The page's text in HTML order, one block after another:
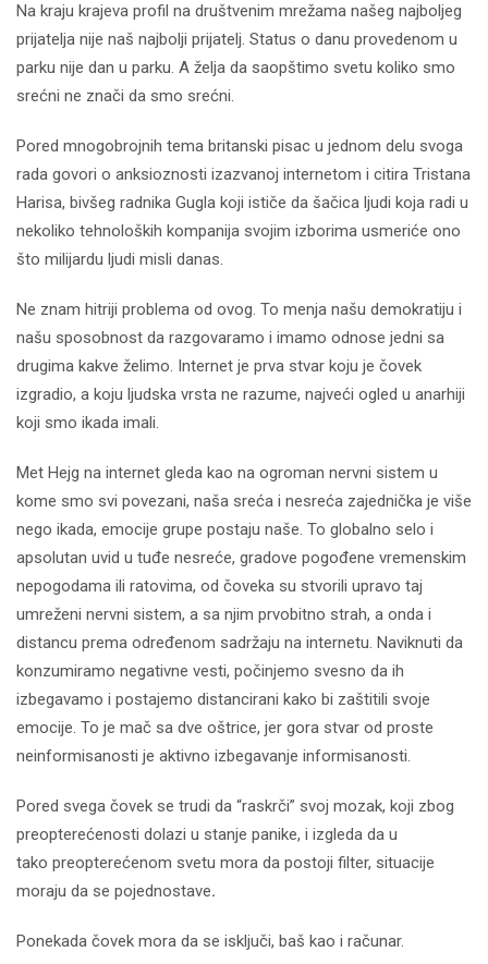
Na kraju krajeva profil na društvenim mrežama našeg najboljeg
prijatelja nije naš najbolji prijatelj. Status o danu provedenom u
parku nije dan u parku. A želja da saopštimo svetu koliko smo
srećni ne znači da smo srećni.
Pored mnogobrojnih tema britanski pisac u jednom delu svoga
rada govori o anksioznosti izazvanoj internetom i citira Tristana
Harisa, bivšeg radnika Gugla koji ističe da šačica ljudi koja radi u
nekoliko tehnoloških kompanija svojim izborima usmeriće ono
što milijardu ljudi misli danas.
Ne znam hitriji problema od ovog. To menja našu demokratiju i
našu sposobnost da razgovaramo i imamo odnose jedni sa
drugima kakve želimo. Internet je prva stvar koju je čovek
izgradio, a koju ljudska vrsta ne razume, najveći ogled u anarhiji
koji smo ikada imali.
Met Hejg na internet gleda kao na ogroman nervni sistem u
kome smo svi povezani, naša sreća i nesreća zajednička je više
nego ikada, emocije grupe postaju naše. To globalno selo i
apsolutan uvid u tuđe nesreće, gradove pogođene vremenskim
nepogodama ili ratovima, od čoveka su stvorili upravo taj
umreženi nervni sistem, a sa njim prvobitno strah, a onda i
distancu prema određenom sadržaju na internetu. Naviknuti da
konzumiramo negativne vesti, počinjemo svesno da ih
izbegavamo i postajemo distancirani kako bi zaštitili svoje
emocije. To je mač sa dve oštrice, jer gora stvar od proste
neinformisanosti je aktivno izbegavanje informisanosti.
Pored svega čovek se trudi da “raskrči” svoj mozak, koji zbog
preopterećenosti dolazi u stanje panike, i izgleda da u
tako preopterećenom svetu mora da postoji filter, situacije
moraju da se pojednostave.
Ponekada čovek mora da se isključi, baš kao i računar.